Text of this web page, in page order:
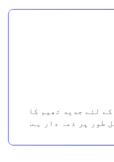
لئے جدید تھیم کا
طور پر ذمہ دار ہے.